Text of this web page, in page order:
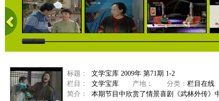
标题：
文学宝库 2009年 第71期 1-2
栏目：
文学宝库 产地： 分类： 栏目在线
简介：
本期节目中欣赏了情景喜剧《武林外传》